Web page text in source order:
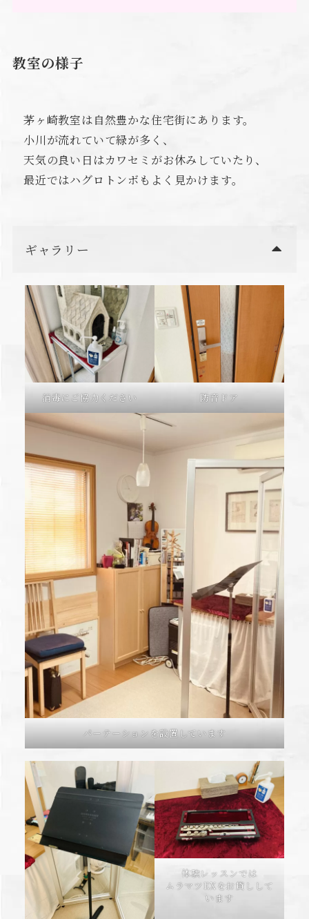
教室の様子
茅ヶ崎教室は自然豊かな住宅街にあります。
小川が流れていて緑が多く、
天気の良い日はカワセミがお休みしていたり、
最近ではハグロトンボもよく見かけます。
ギャラリー
消毒にご協力ください 防音ドア
パーテーションを設置しています
体験レッスンでは
ムラマツEXをお貸しして
います